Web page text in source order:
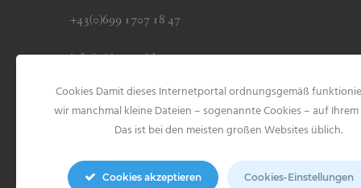
+43(0)699 1707 18 47
info (at) jerseygirls.at
Impressum & Datenschutz
Cookies Damit dieses Internetportal ordnungsgemäß
wir manchmal kleine Dateien – sogenannte Cookies – auf Ihrem
Das ist bei den meisten großen Websites üblich.
Cookies akzeptieren Cookies-Einstellungen